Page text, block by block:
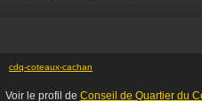
cdq-coteaux-cachan
Voir le profil de Conseil de Quartier du